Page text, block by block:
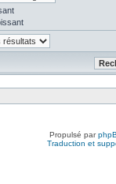
Propulsé par
Traduction et